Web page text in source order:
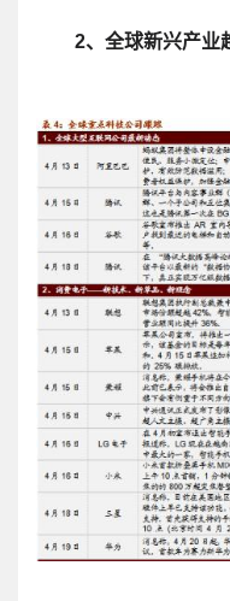
2、全球新兴产业